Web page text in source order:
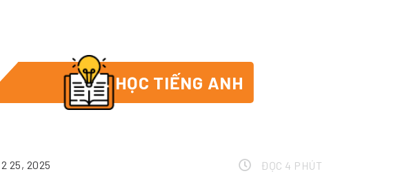
MẸO HỌC TIẾNG ANH
25, 2025 ĐỌC 4 PHÚT